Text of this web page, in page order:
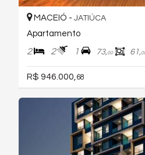
MACEIÓ - JATIÚCA
Apartamento
2 2 1 73,00 61,
R$ 946.000, 68